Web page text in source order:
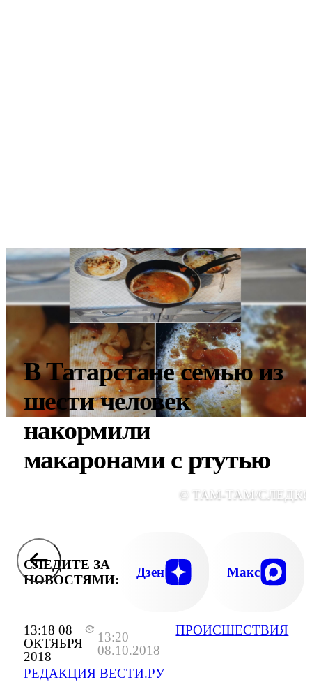
13:18 08
ОКТЯБРЯ
2018
13:20
08.10.2018
РЕДАКЦИЯ ВЕСТИ.РУ
ПРОИСШЕСТВИЯ
В Татарстане семью из
шести человек
накормили
макаронами с ртутью
© ТАМ-ТАМ/
СЛЕДИТЕ ЗА
НОВОСТЯМИ:
Дзен Макс